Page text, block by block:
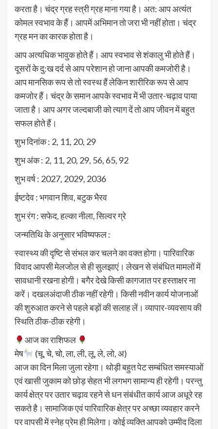
करता है। चंद्र ग्रह स्त्री ग्रह माना गया है। अत: आप अत्यंत
कोमल स्वभाव के हैं। आपमें अभिमान तो जरा भी नहीं होता। चंद्र
ग्रह मन का कारक होता है।
आप अत्यधिक भावुक होते हैं। आप स्वभाव से शंकालु भी होते हैं।
दूसरों के दु:ख दर्द से आप परेशान हो जाना आपकी कमजोरी है।
आप मानसिक रूप से तो स्वस्थ हैं लेकिन शारीरिक रूप से आप
कमजोर हैं। चंद्र के समान आपके स्वभाव में भी उतार-चढ़ाव पाया
जाता है। आप अगर जल्दबाजी को त्याग दें तो आप जीवन में बहुत
सफल होते हैं।
शुभ दिनांक : 2, 11, 20, 29
शुभ अंक : 2, 11, 20, 29, 56, 65, 92
शुभ वर्ष : 2027, 2029, 2036
ईष्टदेव : भगवान शिव, बटुक भैरव
शुभ रंग : सफेद, हल्का नीला, सिल्वर ग्रे
जन्मतिथि के अनुसार भविष्यफल :
स्वास्थ्य की दृष्टि से संभल कर चलने का वक्त होगा। पारिवारिक
विवाद आपसी मेलजोल से ही सुलझाएं। लेखन से संबंधित मामलों में
सावधानी रखना होगी। बगैर देखे किसी कागजात पर हस्ताक्षर ना
करें। दखलअंदाजी ठीक नहीं रहेगी। किसी नवीन कार्य योजनाओं
की शुरुआत करने से पहले बड़ों की सलाह लें। व्यापार-व्यवसाय की
स्थिति ठीक-ठीक रहेगी।
आज का राशिफल
मेष
(चू, चे, चो, ला, ली, लू, ले, लो, अ)
आज का दिन मिला जुला रहेगा। थोड़ी बहुत पेट सम्बंधित समस्याओं
एवं खासी जुकाम को छोड़ सेहत भी लगभग सामान्य ही रहेगी। परन्तु
कार्य क्षेत्र पर उतार चढ़ाव रहने से धन संबंधीत कार्य आज अधूरे रह
सकते है। सामाजिक एवं पारिवारिक क्षेत्र पर अच्छा व्यवहार करने
पर वापसी में स्नेह प्रेम ही मिलेगा। कोई व्यक्ति आपको उम्मीद दिला